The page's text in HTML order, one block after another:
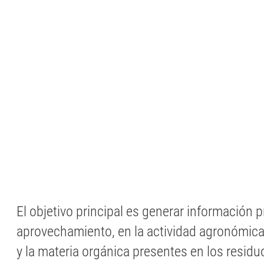
El objetivo principal es generar información
aprovechamiento, en la actividad
y la materia orgánica presentes en los